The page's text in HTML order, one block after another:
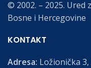
© 2002. – 2025. Ured
Bosne i Hercegovine
KONTAKT
Adresa: Ložionička 3,